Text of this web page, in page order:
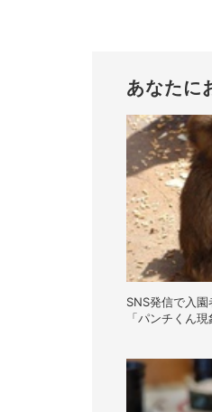
あなたに
SNS発信で入
「パンチくん